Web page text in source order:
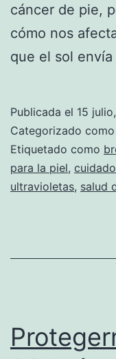
cáncer de pie,
cómo nos
que el sol
Publicada el 15
Categorizado como
Etiquetado como
para la piel,
ultravioletas, salud